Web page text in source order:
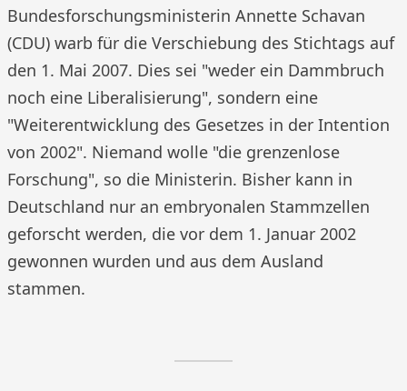
Bundesforschungsministerin Annette Schavan
(CDU) warb für die Verschiebung des Stichtags auf
den 1. Mai 2007. Dies sei "weder ein Dammbruch
noch eine Liberalisierung", sondern eine
"Weiterentwicklung des Gesetzes in der Intention
von 2002". Niemand wolle "die grenzenlose
Forschung", so die Ministerin. Bisher kann in
Deutschland nur an embryonalen Stammzellen
geforscht werden, die vor dem 1. Januar 2002
gewonnen wurden und aus dem Ausland
stammen.